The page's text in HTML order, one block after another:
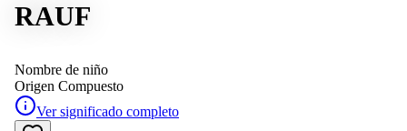
RAUF
Nombre de niño
Origen Compuesto
Ver significado completo